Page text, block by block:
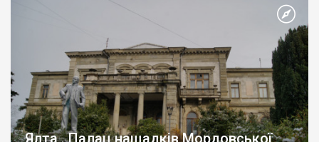
Ялта . Палац нащадків Мордовської